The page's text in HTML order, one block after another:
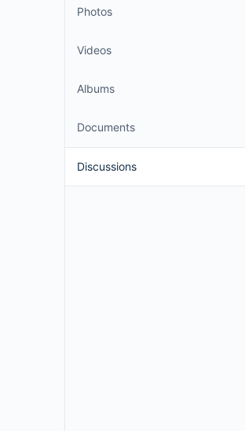
Photos
Videos
Albums
Documents
Discussions